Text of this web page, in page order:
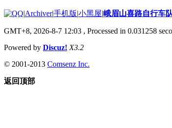
|Archiver|手机版|小黑屋|峨眉山喜路自行车
GMT+8, 2026-8-7 12:03 , Processed in 0.031258
Powered by Discuz! X3.2
© 2001-2013 Comsenz Inc.
返回顶部